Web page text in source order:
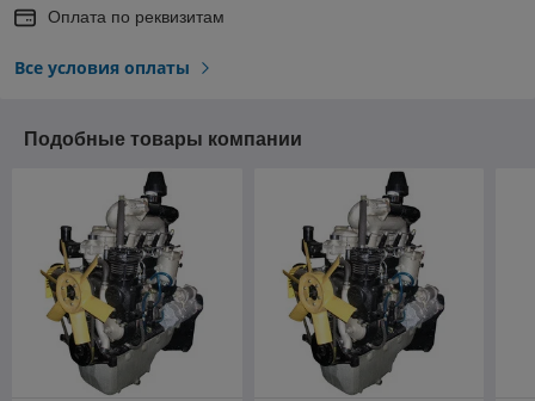
Оплата по реквизитам
Все условия оплаты
Подобные товары компании